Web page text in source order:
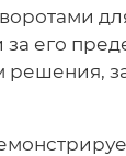
за его